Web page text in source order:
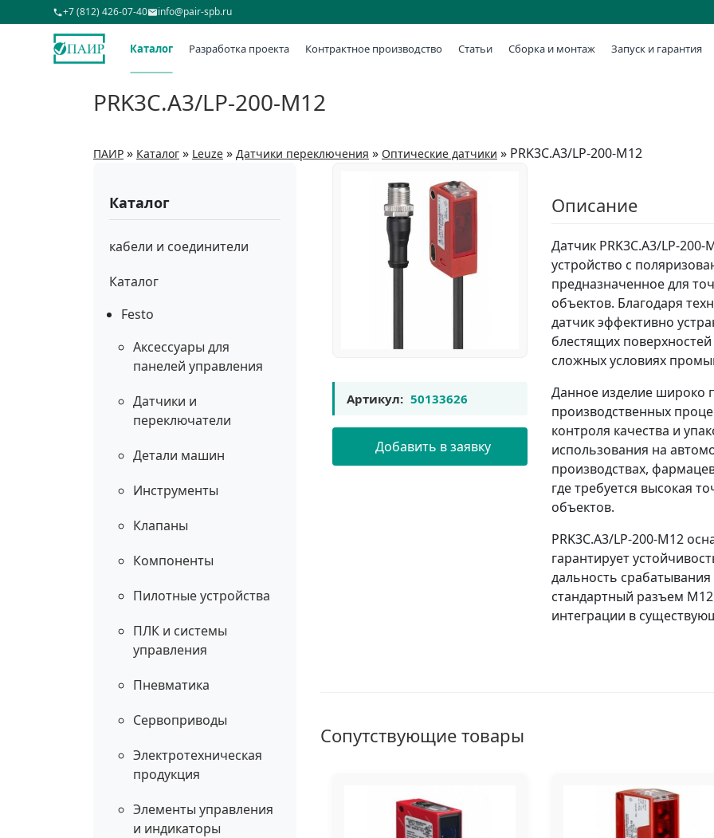
+7 (812) 426-07-40 info@pair-spb.ru
Каталог Разработка проекта Контрактное производство Статьи Сборка и монтаж Запуск и гарантия
PRK3C.A3/LP-200-M12
ПАИР » Каталог » Leuze » Датчики переключения » Оптические датчики » PRK3C.A3/LP-200-M12
Каталог
кабели и соединители
Каталог
Festo
Аксессуары для
панелей управления
Датчики и
переключатели
Детали машин
Инструменты
Клапаны
Компоненты
Пилотные устройства
ПЛК и системы
управления
Пневматика
Сервоприводы
Электротехническая
продукция
Элементы управления
и индикаторы
Артикул: 50133626
Добавить в заявку
Описание
Датчик PRK3C.A3/LP-
устройство с
предназначенное для
объектов. Благодаря
датчик эффективно
блестящих
сложных условиях
Данное изделие широко
производственных
контроля качества и
использования на
производствах,
где требуется высокая
объектов.
PRK3C.A3/LP-200-M12
гарантирует
дальность
стандартный разъем
интеграции в
Сопутствующие товары